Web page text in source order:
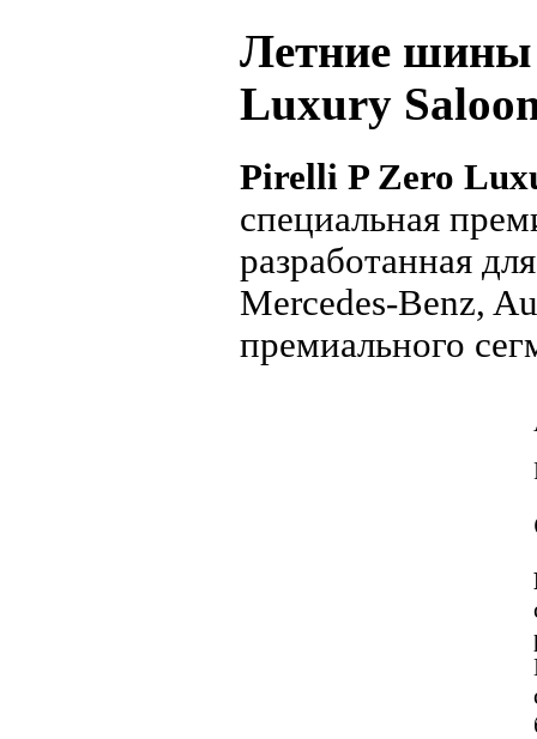
Летние шины
Luxury
Pirelli P Zero
специальная
разработанная
Mercedes-Benz,
премиального